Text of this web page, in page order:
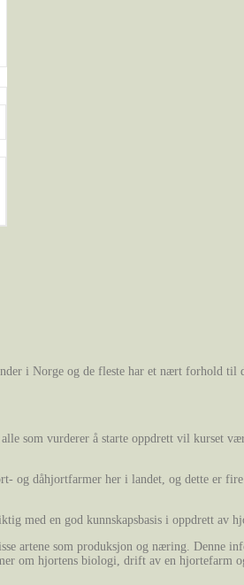
i Norge og de fleste har et nært forhold til
som vurderer å starte oppdrett vil kurset
dåhjortfarmer her i landet, og dette er
med en god kunnskapsbasis i oppdrett av
artene som produksjon og næring. Denne
om hjortens biologi, drift av en hjortefarm